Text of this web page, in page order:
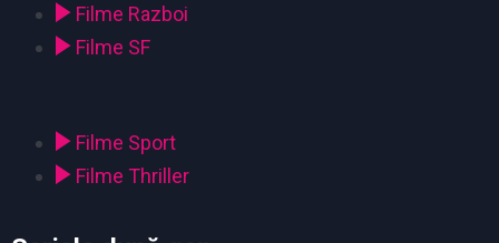
Filme Razboi
Filme SF
Filme Sport
Filme Thriller